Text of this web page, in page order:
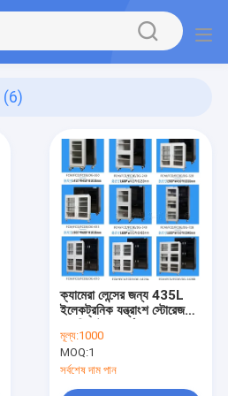
(6)
ক্যামেরা লেন্সের জন্য 435L
ইলেকট্রনিক যন্ত্রাংশ স্টোরেজ
ডিহিউমিডিফায়ার
মূল্য:1000
MOQ:1
সর্বশেষ দাম পান